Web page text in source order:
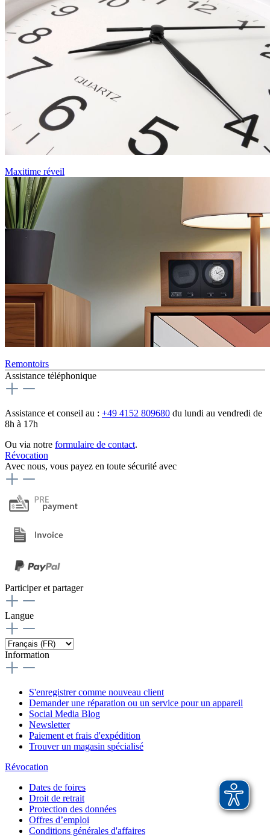
Maxitime réveil
Remontoirs
Assistance téléphonique
Assistance et conseil au : +49 4152 809680 du lundi au vendredi de
8h à 17h
Ou via notre formulaire de contact.
Révocation
Avec nous, vous payez en toute sécurité avec
Participer et partager
Langue
Information
S'enregistrer comme nouveau client
Demander une réparation ou un service pour un appareil
Social Media Blog
Newsletter
Paiement et frais d'expédition
Trouver un magasin spécialisé
Révocation
Dates de foires
Droit de retrait
Protection des données
Offres d’emploi
Conditions générales d'affaires